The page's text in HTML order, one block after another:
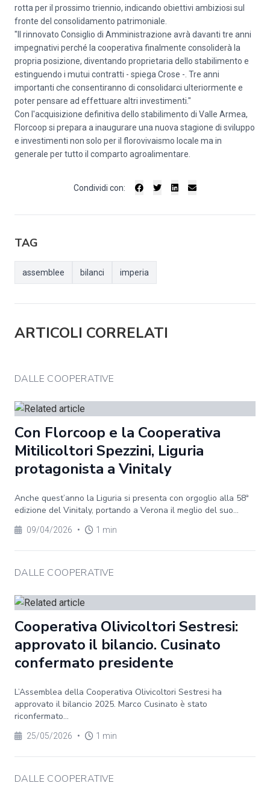
rotta per il prossimo triennio, indicando obiettivi ambiziosi sul
fronte del consolidamento patrimoniale.
"Il rinnovato Consiglio di Amministrazione avrà davanti tre anni
impegnativi perché la cooperativa finalmente consoliderà la
propria posizione, diventando proprietaria dello stabilimento e
estinguendo i mutui contratti - spiega Crose -. Tre anni
importanti che consentiranno di consolidarci ulteriormente e
poter pensare ad effettuare altri investimenti."
Con l'acquisizione definitiva dello stabilimento di Valle Armea,
Florcoop si prepara a inaugurare una nuova stagione di sviluppo
e investimenti non solo per il florovivaismo locale ma in
generale per tutto il comparto agroalimentare.
Condividi con:
TAG
assemblee bilanci imperia
ARTICOLI CORRELATI
DALLE COOPERATIVE
Con Florcoop e la Cooperativa
Mitilicoltori Spezzini, Liguria
protagonista a Vinitaly
Anche quest’anno la Liguria si presenta con orgoglio alla 58ª
edizione del Vinitaly, portando a Verona il meglio del suo...
09/04/2026 • 1 min
DALLE COOPERATIVE
Cooperativa Olivicoltori Sestresi:
approvato il bilancio. Cusinato
confermato presidente
L’Assemblea della Cooperativa Olivicoltori Sestresi ha
approvato il bilancio 2025. Marco Cusinato è stato
riconfermato...
25/05/2026 • 1 min
DALLE COOPERATIVE